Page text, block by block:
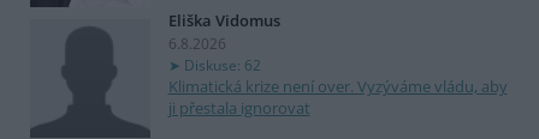
Eliška Vidomus
6.8.2026
Diskuse: 62
Klimatická krize není over. Vyzýváme vládu, aby
ji přestala ignorovat